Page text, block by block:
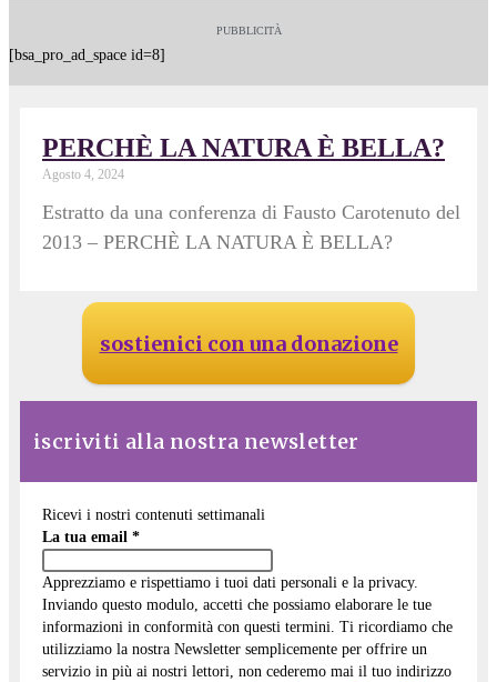
PUBBLICITÀ
[bsa_pro_ad_space id=8]
PERCHÈ LA NATURA È BELLA?
Agosto 4, 2024
Estratto da una conferenza di Fausto Carotenuto del
2013 – PERCHÈ LA NATURA È BELLA?
sostienici con una donazione
iscriviti alla nostra newsletter
Ricevi i nostri contenuti settimanali
La tua email *
Apprezziamo e rispettiamo i tuoi dati personali e la privacy.
Inviando questo modulo, accetti che possiamo elaborare le tue
informazioni in conformità con questi termini. Ti ricordiamo che
utilizziamo la nostra Newsletter semplicemente per offrire un
servizio in più ai nostri lettori, non cederemo mai il tuo indirizzo